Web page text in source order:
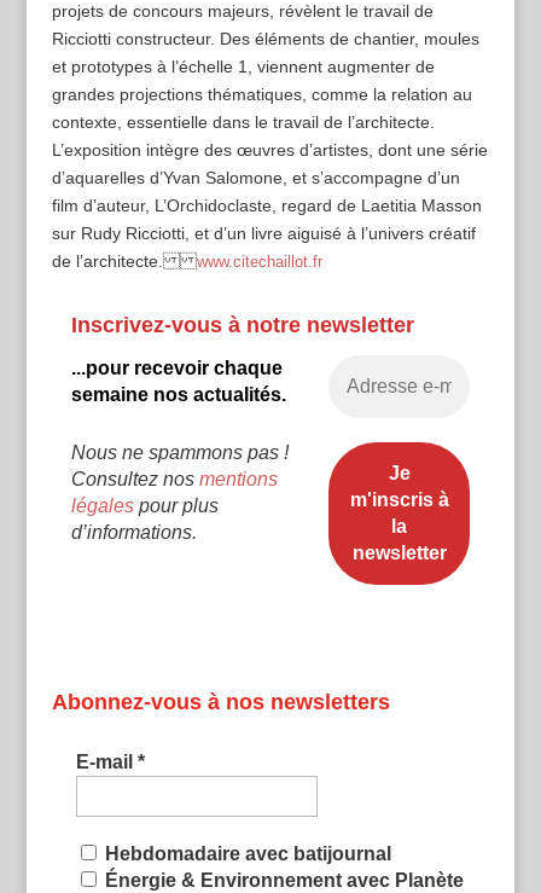
projets de concours majeurs, révèlent le travail de
Ricciotti constructeur. Des éléments de chantier, moules
et prototypes à l’échelle 1, viennent augmenter de
grandes projections thématiques, comme la relation au
contexte, essentielle dans le travail de l’architecte.
L’exposition intègre des œuvres d’artistes, dont une série
d’aquarelles d’Yvan Salomone, et s’accompagne d’un
film d’auteur, L’Orchidoclaste, regard de Laetitia Masson
sur Rudy Ricciotti, et d’un livre aiguisé à l’univers créatif
de l’architecte.www.citechaillot.fr
Inscrivez-vous à notre newsletter
...pour recevoir chaque
semaine nos actualités.
Nous ne spammons pas !
Consultez nos mentions
légalespour plus
d’informations.
Abonnez-vous à nos newsletters
E-mail *
Hebdomadaire avec batijournal
Énergie & Environnement avec Planète